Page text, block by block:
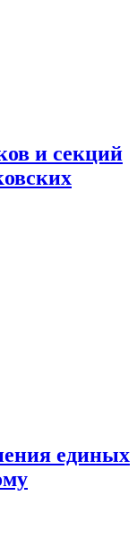
и секций
единых